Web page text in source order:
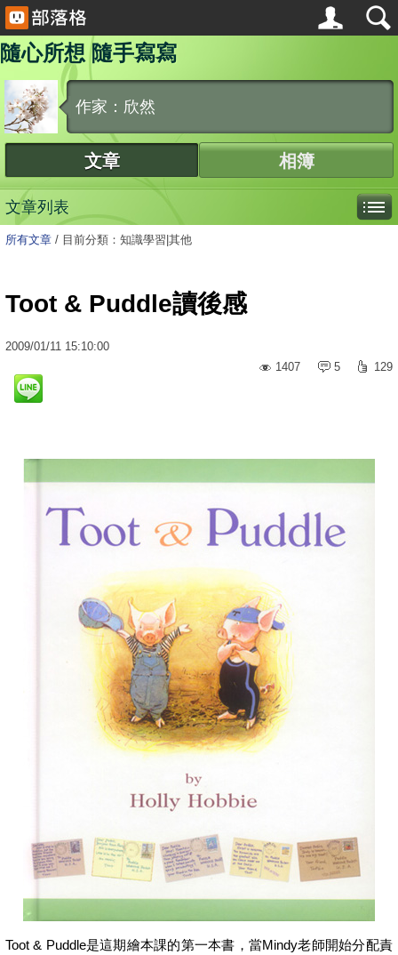
隨心所想 隨手寫寫
作家：欣然
文章 相簿
文章列表
所有文章 / 目前分類：知識學習|其他
Toot & Puddle讀後感
2009/01/11 15:10:00
1407
5 129
Toot & Puddle是這期繪本課的第一本書，當Mindy老師開始分配責